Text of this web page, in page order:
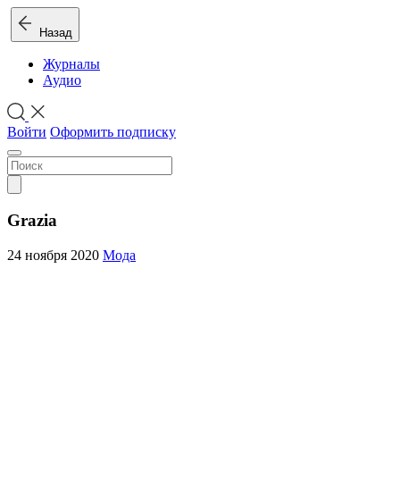
Назад
Журналы
Аудио
Войти Оформить подписку
Grazia
24 ноября 2020 Мода